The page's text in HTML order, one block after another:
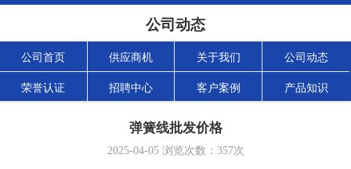
公司动态
公司首页 供应商机 关于我们 公司动态
荣誉认证 招聘中心 客户案例 产品知识
弹簧线批发价格
2025-04-05浏览次数： 357次